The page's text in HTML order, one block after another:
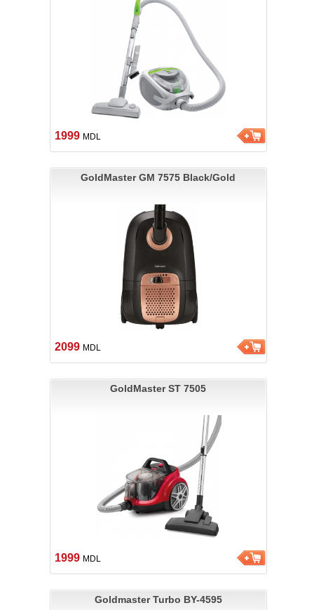
1999 MDL
GoldMaster GM 7575 Black/Gold
2099 MDL
GoldMaster ST 7505
1999 MDL
Goldmaster Turbo BY-4595